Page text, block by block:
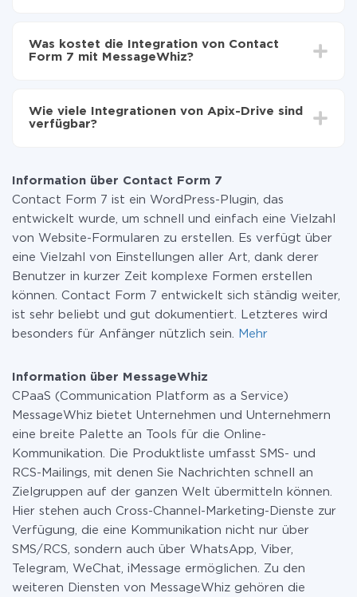
Form 7 auf MessageWhiz übertragen
Im Durchschnitt dauert es 10-15 Minuten.
Was kostet die Integration von Contact
Form 7 mit MessageWhiz?
zahlen nur für die Datenmenge, die über unseren
Service von einem System auf ein anderes übertragen
Weitere Informationen zu Tarifen
Wie viele Integrationen von Apix-Drive sind
verfügbar?
Information über Contact Form 7
Contact Form 7 ist ein WordPress-Plugin, das
entwickelt wurde, um schnell und einfach eine Vielzahl
von Website-Formularen zu erstellen. Es verfügt über
eine Vielzahl von Einstellungen aller Art, dank derer
Benutzer in kurzer Zeit komplexe Formen erstellen
können. Contact Form 7 entwickelt sich ständig weiter,
ist sehr beliebt und gut dokumentiert. Letzteres wird
besonders für Anfänger nützlich sein.
Mehr
Information über MessageWhiz
CPaaS (Communication Platform as a Service)
MessageWhiz bietet Unternehmen und Unternehmern
eine breite Palette an Tools für die Online-
Kommunikation. Die Produktliste umfasst SMS- und
RCS-Mailings, mit denen Sie Nachrichten schnell an
Zielgruppen auf der ganzen Welt übermitteln können.
Hier stehen auch Cross-Channel-Marketing-Dienste zur
Verfügung, die eine Kommunikation nicht nur über
SMS/RCS, sondern auch über WhatsApp, Viber,
Telegram, WeChat, iMessage ermöglichen. Zu den
weiteren Diensten von MessageWhiz gehören die